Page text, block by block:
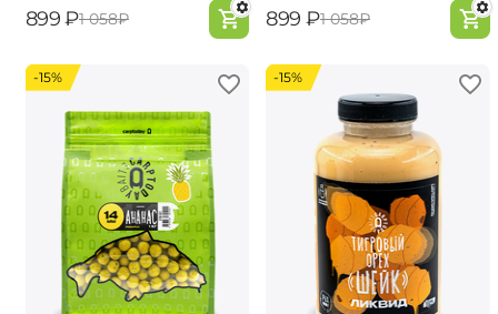
‍899‍ ₽‍1 058‍₽ ‍899‍ ₽‍1 058‍₽
-15% -15%